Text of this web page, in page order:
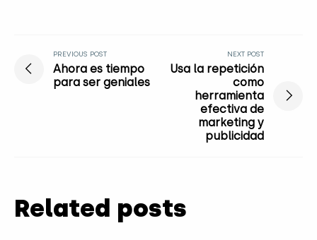
PREVIOUS POST
Ahora es tiempo
para ser geniales
NEXT POST
Usa la repetición
como
herramienta
efectiva de
marketing y
publicidad
Related posts